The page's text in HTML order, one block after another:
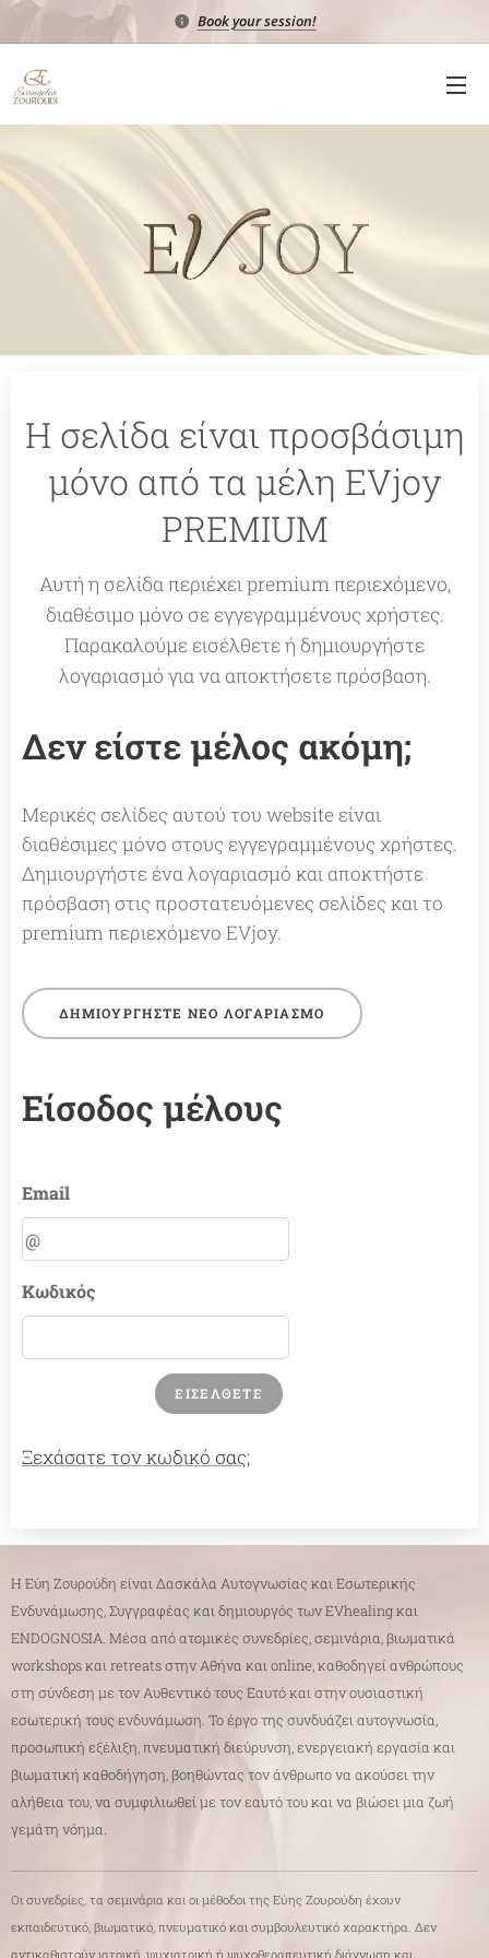
Book your session!
Η σελίδα είναι προσβάσιμη
μόνο από τα μέλη EVjoy
PREMIUM
Αυτή η σελίδα περιέχει premium περιεχόμενο,
διαθέσιμο μόνο σε εγγεγραμμένους χρήστες.
Παρακαλούμε εισέλθετε ή δημιουργήστε
λογαριασμό για να αποκτήσετε πρόσβαση.
Δεν είστε μέλος ακόμη;
Μερικές σελίδες αυτού του website είναι
διαθέσιμες μόνο στους εγγεγραμμένους χρήστες.
Δημιουργήστε ένα λογαριασμό και αποκτήστε
πρόσβαση στις προστατευόμενες σελίδες και το
premium περιεχόμενο EVjoy.
ΔΗΜΙΟΥΡΓΉΣΤΕ ΝΈΟ ΛΟΓΑΡΙΑΣΜΌ
Είσοδος μέλους
Email
Κωδικός
ΕΙΣΈΛΘΕΤΕ
Ξεχάσατε τον κωδικό σας;
Η Εύη Ζουρούδη είναι Δασκάλα Αυτογνωσίας και Εσωτερικής
Ενδυνάμωσης, Συγγραφέας και δημιουργός των EVhealing και
ENDOGNOSIA. Μέσα από ατομικές συνεδρίες, σεμινάρια, βιωματικά
workshops και retreats στην Αθήνα και online, καθοδηγεί ανθρώπους
στη σύνδεση με τον Αυθεντικό τους Εαυτό και στην ουσιαστική
εσωτερική τους ενδυνάμωση. Το έργο της συνδυάζει αυτογνωσία,
προσωπική εξέλιξη, πνευματική διεύρυνση, ενεργειακή εργασία και
βιωματική καθοδήγηση, βοηθώντας τον άνθρωπο να ακούσει την
αλήθεια του, να συμφιλιωθεί με τον εαυτό του και να βιώσει μια ζωή
γεμάτη νόημα.
Οι συνεδρίες, τα σεμινάρια και οι μέθοδοι της Εύης Ζουρούδη έχουν
εκπαιδευτικό, βιωματικό, πνευματικό και συμβουλευτικό χαρακτήρα. Δεν
αντικαθιστούν ιατρική, ψυχιατρική ή ψυχοθεραπευτική διάγνωση και